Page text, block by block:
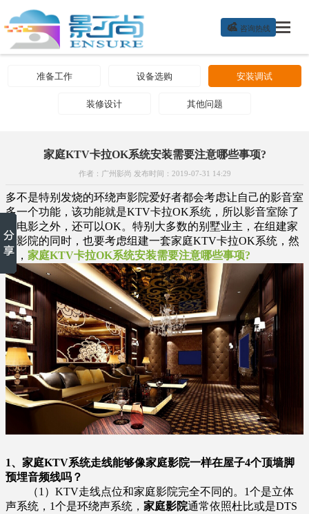
 咨询热线
准备工作 设备选购 安装调试
装修设计 其他问题
家庭KTV卡拉OK系统安装需要注意哪些事项?
作者：广州影尚 发布时间：2019-07-31 14:29
多不是特别发烧的环绕声影院爱好者都会考虑让自己的影音室
多一个功能，该功能就是KTV卡拉OK系统，所以影音室除了
看电影之外，还可以OK。特别大多数的别墅业主，在组建家
庭影院的同时，也要考虑组建一套家庭KTV卡拉OK系统，然
而， 家庭KTV卡拉OK系统安装需要注意哪些事项?
1、家庭KTV系统走线能够像家庭影院一样在屋子4个顶墙脚
预埋音频线吗？
（1）KTV走线点位和家庭影院完全不同的。1个是立体
声系统，1个是环绕声系统， 家庭影院通常依照杜比或是DTS